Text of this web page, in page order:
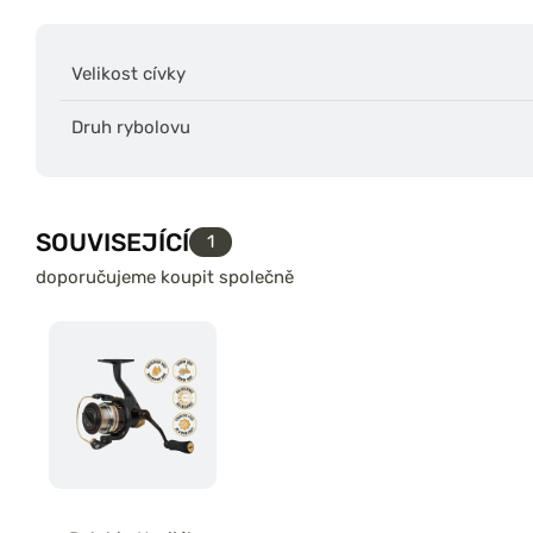
Velikost cívky
Druh rybolovu
SOUVISEJÍCÍ
1
doporučujeme koupit společně